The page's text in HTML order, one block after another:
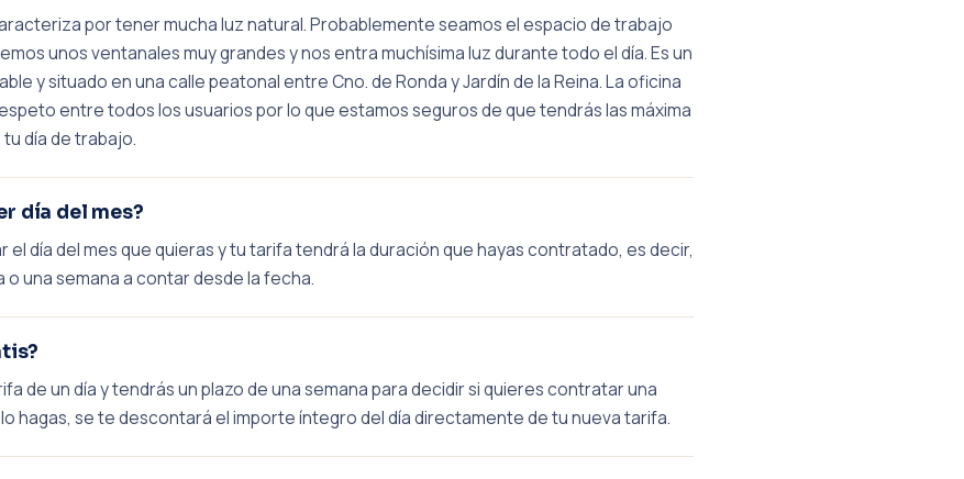
por tener mucha luz natural. Probablemente seamos el espacio de trabajo
unos ventanales muy grandes y nos entra muchísima luz durante todo el día. Es un
y situado en una calle peatonal entre Cno. de Ronda y Jardín de la Reina. La oficina
entre todos los usuarios por lo que estamos seguros de que tendrás las máxima
día de trabajo.
día del mes?
día del mes que quieras y tu tarifa tendrá la duración que hayas contratado, es decir,
una semana a contar desde la fecha.
de un día y tendrás un plazo de una semana para decidir si quieres contratar una
hagas, se te descontará el importe íntegro del día directamente de tu nueva tarifa.